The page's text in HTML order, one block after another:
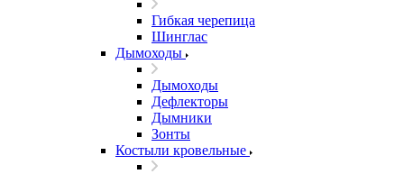
Гибкая черепица
Шинглас
Дымоходы
Дымоходы
Дефлекторы
Дымники
Зонты
Костыли кровельные